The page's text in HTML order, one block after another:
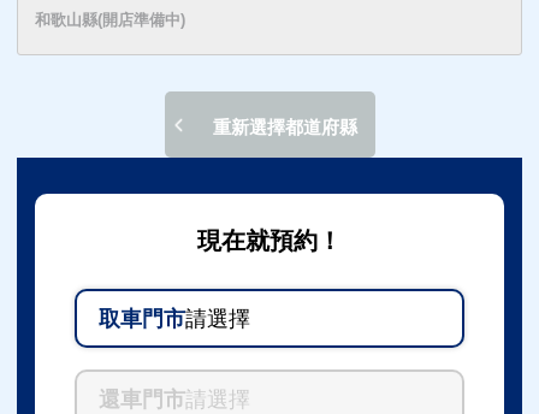
和歌山縣(開店準備中)
重新選擇都道府縣
現在就預約！
取車門市請選擇
還車門市請選擇